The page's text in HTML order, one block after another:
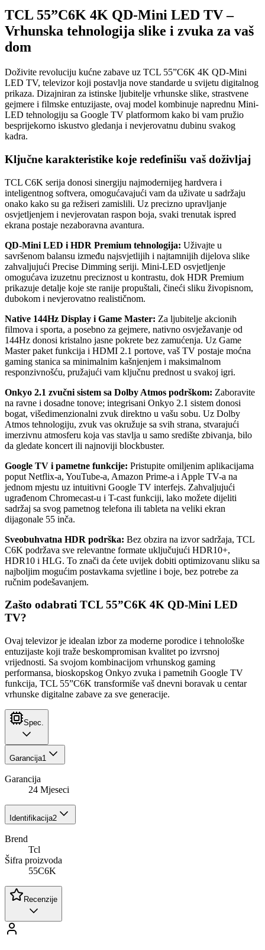
TCL 55”C6K 4K QD-Mini LED TV –
Vrhunska tehnologija slike i zvuka za vaš
dom
Doživite revoluciju kućne zabave uz TCL 55”C6K 4K QD-Mini
LED TV, televizor koji postavlja nove standarde u svijetu digitalnog
prikaza. Dizajniran za istinske ljubitelje vrhunske slike, strastvene
gejmere i filmske entuzijaste, ovaj model kombinuje naprednu Mini-
LED tehnologiju sa Google TV platformom kako bi vam pružio
besprijekorno iskustvo gledanja i nevjerovatnu dubinu svakog
kadra.
Ključne karakteristike koje redefinišu vaš doživljaj
TCL C6K serija donosi sinergiju najmodernijeg hardvera i
inteligentnog softvera, omogućavajući vam da uživate u sadržaju
onako kako su ga režiseri zamislili. Uz precizno upravljanje
osvjetljenjem i nevjerovatan raspon boja, svaki trenutak ispred
ekrana postaje nezaboravna avantura.
QD-Mini LED i HDR Premium tehnologija: Uživajte u
savršenom balansu između najsvjetlijih i najtamnijih dijelova slike
zahvaljujući Precise Dimming seriji. Mini-LED osvjetljenje
omogućava izuzetnu preciznost u kontrastu, dok HDR Premium
prikazuje detalje koje ste ranije propuštali, čineći sliku živopisnom,
dubokom i nevjerovatno realističnom.
Native 144Hz Display i Game Master: Za ljubitelje akcionih
filmova i sporta, a posebno za gejmere, nativno osvježavanje od
144Hz donosi kristalno jasne pokrete bez zamućenja. Uz Game
Master paket funkcija i HDMI 2.1 portove, vaš TV postaje moćna
gaming stanica sa minimalnim kašnjenjem i maksimalnom
responzivnošću, pružajući vam ključnu prednost u svakoj igri.
Onkyo 2.1 zvučni sistem sa Dolby Atmos podrškom: Zaboravite
na ravne i dosadne tonove; integrisani Onkyo 2.1 sistem donosi
bogat, višedimenzionalni zvuk direktno u vašu sobu. Uz Dolby
Atmos tehnologiju, zvuk vas okružuje sa svih strana, stvarajući
imerzivnu atmosferu koja vas stavlja u samo središte zbivanja, bilo
da gledate koncert ili najnoviji blockbuster.
Google TV i pametne funkcije: Pristupite omiljenim aplikacijama
poput Netflix-a, YouTube-a, Amazon Prime-a i Apple TV-a na
jednom mjestu uz intuitivni Google TV interfejs. Zahvaljujući
ugrađenom Chromecast-u i T-cast funkciji, lako možete dijeliti
sadržaj sa svog pametnog telefona ili tableta na veliki ekran
dijagonale 55 inča.
Sveobuhvatna HDR podrška: Bez obzira na izvor sadržaja, TCL
C6K podržava sve relevantne formate uključujući HDR10+,
HDR10 i HLG. To znači da ćete uvijek dobiti optimizovanu sliku sa
najboljim mogućim postavkama svjetline i boje, bez potrebe za
ručnim podešavanjem.
Zašto odabrati TCL 55”C6K 4K QD-Mini LED
TV?
Ovaj televizor je idealan izbor za moderne porodice i tehnološke
entuzijaste koji traže beskompromisan kvalitet po izvrsnoj
vrijednosti. Sa svojom kombinacijom vrhunskog gaming
performansa, bioskopskog Onkyo zvuka i pametnih Google TV
funkcija, TCL 55”C6K transformiše vaš dnevni boravak u centar
vrhunske digitalne zabave za sve generacije.
Spec.
Garancija1
Garancija
24 Mjeseci
Identifikacija2
Brend
Tcl
Šifra proizvoda
55C6K
Recenzije